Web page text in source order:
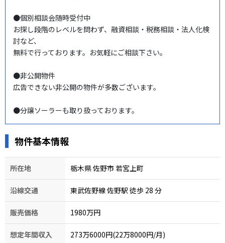
●個別相談会随時受付中
お探し段階のレベルを問わず、融資相談・税務相談・法人化検
討など、
無料で行っております。お気軽にご相談下さい。
●非公開物件
広告できない非公開の物件が多数ございます。
●分譲ソーラーも取り扱っております。
物件基本情報
所在地 栃木県 佐野市 若宮上町
沿線交通 東武佐野線 佐野駅 徒歩 28 分
販売価格 1980万円
想定年間収入 273万6000円(22万8000円/月)